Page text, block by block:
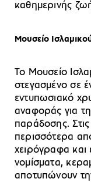
καθημερινής
Μουσείο
Το Μουσείο
στεγασμένο σε
εντυπωσιακό
αναφοράς για
παράδοσης.
περισσότερα
χειρόγραφα και
νομίσματα,
αποτυπώνουν